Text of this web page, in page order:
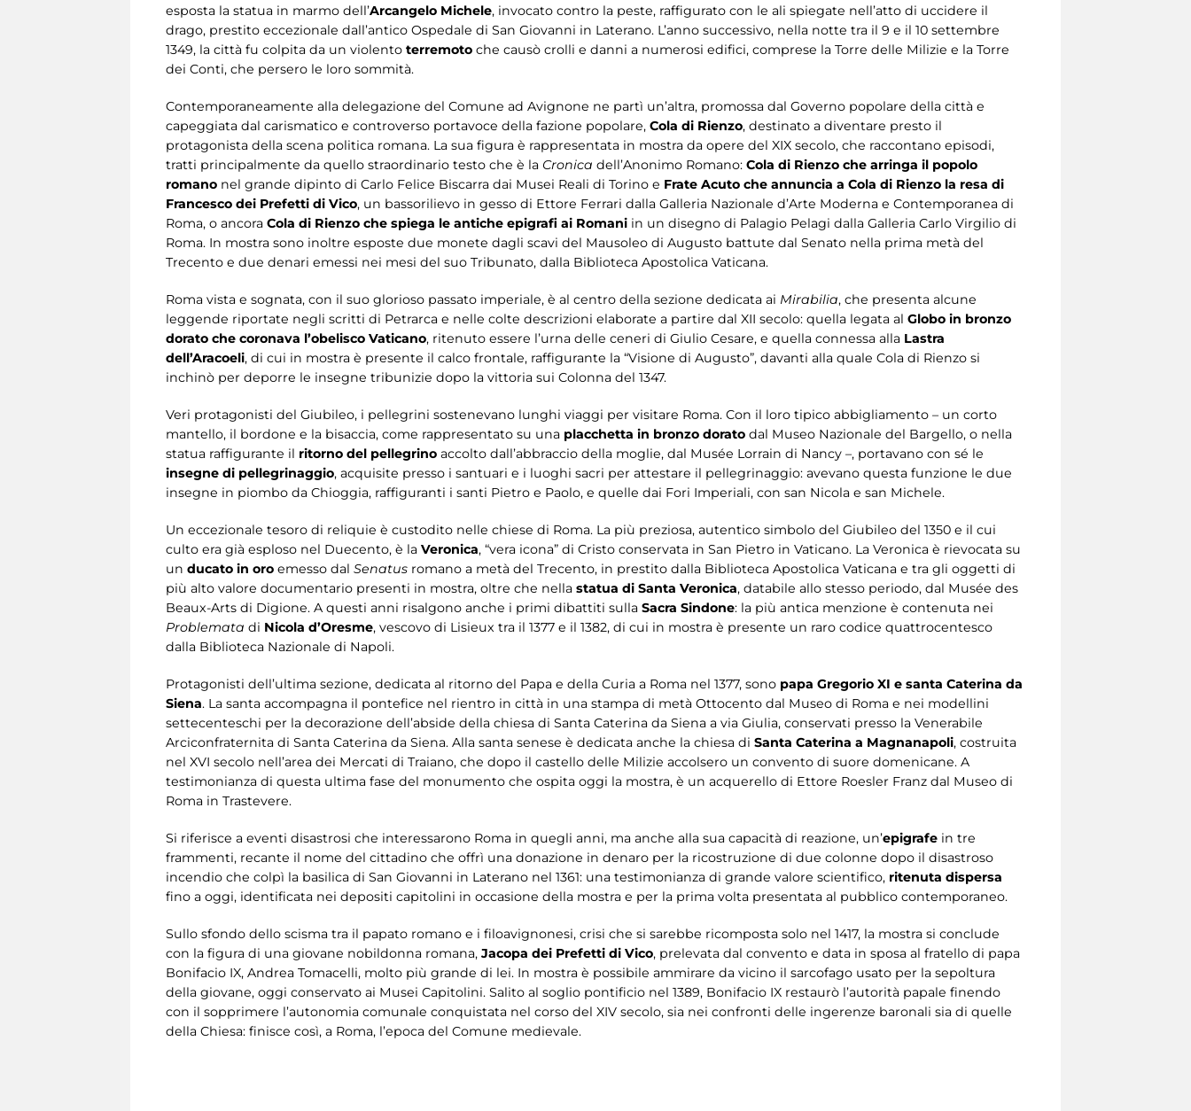
esposta la statua in marmo dell’Arcangelo Michele, invocato contro la peste, raffigurato con le ali spiegate nell’atto di uccidere il
drago, prestito eccezionale dall’antico Ospedale di San Giovanni in Laterano. L’anno successivo, nella notte tra il 9 e il 10 settembre
1349, la città fu colpita da un violento terremoto che causò crolli e danni a numerosi edifici, comprese la Torre delle Milizie e la Torre
dei Conti, che persero le loro sommità.
Contemporaneamente alla delegazione del Comune ad Avignone ne partì un’altra, promossa dal Governo popolare della città e
capeggiata dal carismatico e controverso portavoce della fazione popolare, Cola di Rienzo, destinato a diventare presto il
protagonista della scena politica romana. La sua figura è rappresentata in mostra da opere del XIX secolo, che raccontano episodi,
tratti principalmente da quello straordinario testo che è la Cronica dell’Anonimo Romano: Cola di Rienzo che arringa il popolo
romano nel grande dipinto di Carlo Felice Biscarra dai Musei Reali di Torino e Frate Acuto che annuncia a Cola di Rienzo la resa di
Francesco dei Prefetti di Vico, un bassorilievo in gesso di Ettore Ferrari dalla Galleria Nazionale d’Arte Moderna e Contemporanea di
Roma, o ancora Cola di Rienzo che spiega le antiche epigrafi ai Romani in un disegno di Palagio Pelagi dalla Galleria Carlo Virgilio di
Roma. In mostra sono inoltre esposte due monete dagli scavi del Mausoleo di Augusto battute dal Senato nella prima metà del
Trecento e due denari emessi nei mesi del suo Tribunato, dalla Biblioteca Apostolica Vaticana.
Roma vista e sognata, con il suo glorioso passato imperiale, è al centro della sezione dedicata ai Mirabilia, che presenta alcune
leggende riportate negli scritti di Petrarca e nelle colte descrizioni elaborate a partire dal XII secolo: quella legata al Globo in bronzo
dorato che coronava l’obelisco Vaticano, ritenuto essere l’urna delle ceneri di Giulio Cesare, e quella connessa alla Lastra
dell’Aracoeli, di cui in mostra è presente il calco frontale, raffigurante la “Visione di Augusto”, davanti alla quale Cola di Rienzo si
inchinò per deporre le insegne tribunizie dopo la vittoria sui Colonna del 1347.
Veri protagonisti del Giubileo, i pellegrini sostenevano lunghi viaggi per visitare Roma. Con il loro tipico abbigliamento – un corto
mantello, il bordone e la bisaccia, come rappresentato su una placchetta in bronzo dorato dal Museo Nazionale del Bargello, o nella
statua raffigurante il ritorno del pellegrino accolto dall’abbraccio della moglie, dal Musée Lorrain di Nancy –, portavano con sé le
insegne di pellegrinaggio, acquisite presso i santuari e i luoghi sacri per attestare il pellegrinaggio: avevano questa funzione le due
insegne in piombo da Chioggia, raffiguranti i santi Pietro e Paolo, e quelle dai Fori Imperiali, con san Nicola e san Michele.
Un eccezionale tesoro di reliquie è custodito nelle chiese di Roma. La più preziosa, autentico simbolo del Giubileo del 1350 e il cui
culto era già esploso nel Duecento, è la Veronica, “vera icona” di Cristo conservata in San Pietro in Vaticano. La Veronica è rievocata su
un ducato in oro emesso dal Senatus romano a metà del Trecento, in prestito dalla Biblioteca Apostolica Vaticana e tra gli oggetti di
più alto valore documentario presenti in mostra, oltre che nella statua di Santa Veronica, databile allo stesso periodo, dal Musée des
Beaux-Arts di Digione. A questi anni risalgono anche i primi dibattiti sulla Sacra Sindone: la più antica menzione è contenuta nei
Problemata di Nicola d’Oresme, vescovo di Lisieux tra il 1377 e il 1382, di cui in mostra è presente un raro codice quattrocentesco
dalla Biblioteca Nazionale di Napoli.
Protagonisti dell’ultima sezione, dedicata al ritorno del Papa e della Curia a Roma nel 1377, sono papa Gregorio XI e santa Caterina da
Siena. La santa accompagna il pontefice nel rientro in città in una stampa di metà Ottocento dal Museo di Roma e nei modellini
settecenteschi per la decorazione dell’abside della chiesa di Santa Caterina da Siena a via Giulia, conservati presso la Venerabile
Arciconfraternita di Santa Caterina da Siena. Alla santa senese è dedicata anche la chiesa di Santa Caterina a Magnanapoli, costruita
nel XVI secolo nell’area dei Mercati di Traiano, che dopo il castello delle Milizie accolsero un convento di suore domenicane. A
testimonianza di questa ultima fase del monumento che ospita oggi la mostra, è un acquerello di Ettore Roesler Franz dal Museo di
Roma in Trastevere.
Si riferisce a eventi disastrosi che interessarono Roma in quegli anni, ma anche alla sua capacità di reazione, un’epigrafe in tre
frammenti, recante il nome del cittadino che offrì una donazione in denaro per la ricostruzione di due colonne dopo il disastroso
incendio che colpì la basilica di San Giovanni in Laterano nel 1361: una testimonianza di grande valore scientifico, ritenuta dispersa
fino a oggi, identificata nei depositi capitolini in occasione della mostra e per la prima volta presentata al pubblico contemporaneo.
Sullo sfondo dello scisma tra il papato romano e i filoavignonesi, crisi che si sarebbe ricomposta solo nel 1417, la mostra si conclude
con la figura di una giovane nobildonna romana, Jacopa dei Prefetti di Vico, prelevata dal convento e data in sposa al fratello di papa
Bonifacio IX, Andrea Tomacelli, molto più grande di lei. In mostra è possibile ammirare da vicino il sarcofago usato per la sepoltura
della giovane, oggi conservato ai Musei Capitolini. Salito al soglio pontificio nel 1389, Bonifacio IX restaurò l’autorità papale finendo
con il sopprimere l’autonomia comunale conquistata nel corso del XIV secolo, sia nei confronti delle ingerenze baronali sia di quelle
della Chiesa: finisce così, a Roma, l’epoca del Comune medievale.